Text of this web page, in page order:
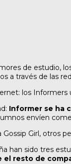
de estudio,
a través de las
los
Informer se ha
envíen
Girl, otros
han sido tres
el resto de